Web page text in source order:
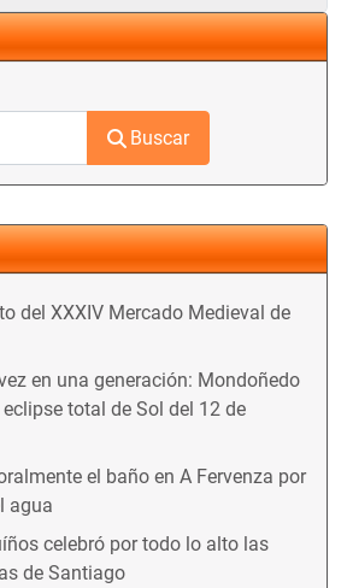
Buscar
del XXXIV Mercado Medieval de
en una generación: Mondoñedo
total de Sol del 12 de
el baño en A Fervenza por
agua
celebró por todo lo alto las
de Santiago